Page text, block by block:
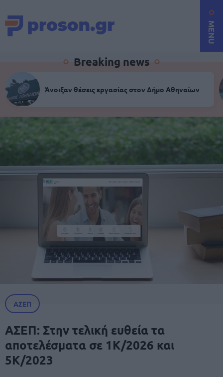
MENU
Breaking news
Άνοιξαν θέσεις εργασίας στον Δήμο Αθηναίων
ΑΣΕΠ
ΑΣΕΠ: Στην τελική ευθεία τα
αποτελέσματα σε 1Κ/2026 και
5Κ/2023